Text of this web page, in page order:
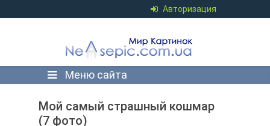
Авторизация
Меню сайта
Мой самый страшный кошмар
(7 фото)